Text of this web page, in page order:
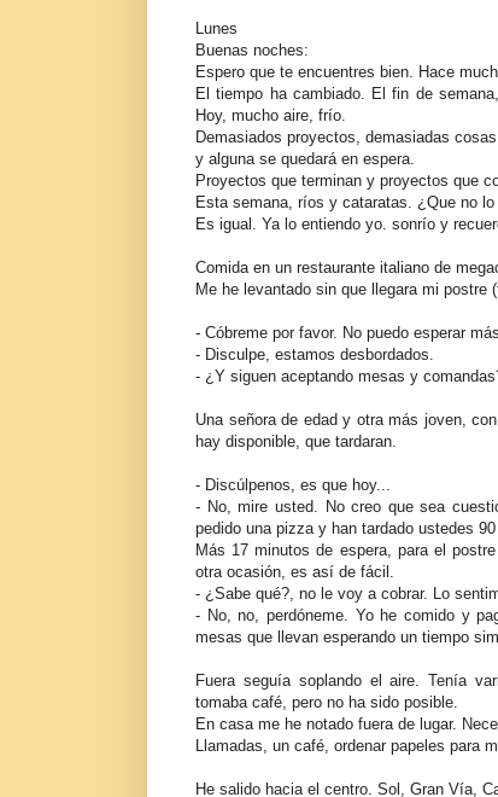
Lunes
Buenas noches:
Espero que te encuentres bien. Hace
El tiempo ha cambiado. El fin de
Hoy, mucho aire, frío.
Demasiados proyectos, demasiadas
y alguna se quedará en espera.
Proyectos que terminan y proyectos que
Esta semana, ríos y cataratas. ¿Que no lo
Es igual. Ya lo entiendo yo. sonrío y
Comida en un restaurante italiano de
Me he levantado sin que llegara mi postre
- Cóbreme por favor. No puedo esperar
- Disculpe, estamos desbordados.
- ¿Y siguen aceptando mesas y
Una señora de edad y otra más joven,
hay disponible, que tardaran.
- Discúlpenos, es que hoy...
- No, mire usted. No creo que sea
pedido una pizza y han tardado ustedes
Más 17 minutos de espera, para el
otra ocasión, es así de fácil.
- ¿Sabe qué?, no le voy a cobrar. Lo
- No, no, perdóneme. Yo he comido y
mesas que llevan esperando un tiempo
Fuera seguía soplando el aire. Tenía
tomaba café, pero no ha sido posible.
En casa me he notado fuera de lugar.
Llamadas, un café, ordenar papeles para
He salido hacia el centro. Sol, Gran Vía,